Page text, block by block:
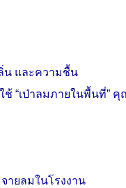
น และความชื้น
“เป่าลมภายในพื้นที่”
ายลมในโรงงาน